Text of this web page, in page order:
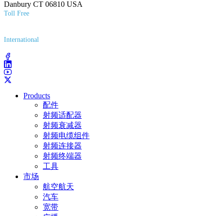
Danbury CT 06810 USA
Toll Free
International
Products
配件
射频适配器
射频衰减器
射频电缆组件
射频连接器
射频终端器
工具
市场
航空航天
汽车
宽带